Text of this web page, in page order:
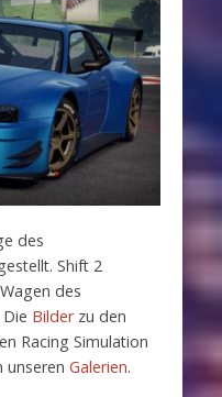
des
Shift 2
des
Bilderzu den
Racing Simulation
unseren Galerien.